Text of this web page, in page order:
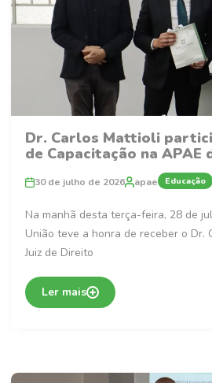
Dr. Carlos Mattioli
de Capacitação na APAE
30 de julho de 2026 apae Educação
Na manhã desta terça-feira, 28 de
União teve a honra de receber o Dr.
Juiz de Direito
Ler mais